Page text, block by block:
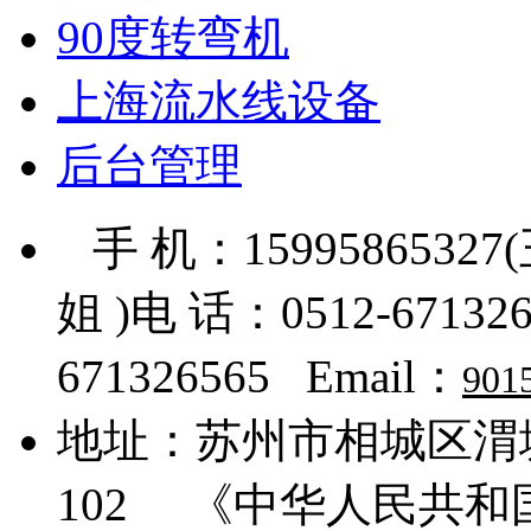
90度转弯机
上海流水线设备
后台管理
手 机：
姐 )电 话：0512-
671326565 Email：
地址： 苏州市相城区
102
《中华人民共和